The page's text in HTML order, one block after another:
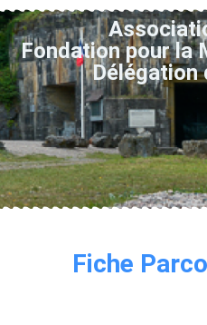
Fondation pour la
Délégation
Fiche